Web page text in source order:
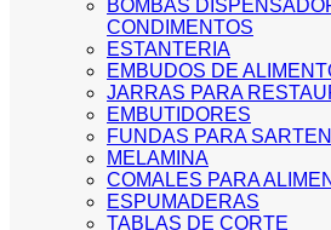
BOMBAS
CONDIMENTOS
ESTANTERIA
EMBUDOS DE
JARRAS PARA
EMBUTIDORES
FUNDAS PARA
MELAMINA
COMALES PARA
ESPUMADERAS
TABLAS DE CORTE